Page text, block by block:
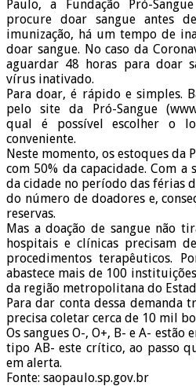
Paulo, a Fundação Pró-
procure doar sangue antes
imunização, há um tempo de
doar sangue. No caso da
aguardar 48 horas para doar
vírus inativado.
Para doar, é rápido e simples.
pelo site da Pró-Sangue
qual é possível escolher o
conveniente.
Neste momento, os estoques da
com 50% da capacidade. Com a
da cidade no período das férias
do número de doadores e,
reservas.
Mas a doação de sangue não
hospitais e clínicas precisam
procedimentos terapêuticos.
abastece mais de 100
da região metropolitana do
Para dar conta dessa demanda
precisa coletar cerca de 10 mil
Os sangues O-, O+, B- e A- estão
tipo AB- este crítico, ao passo
em alerta.
Fonte: saopaulo.sp.gov.br